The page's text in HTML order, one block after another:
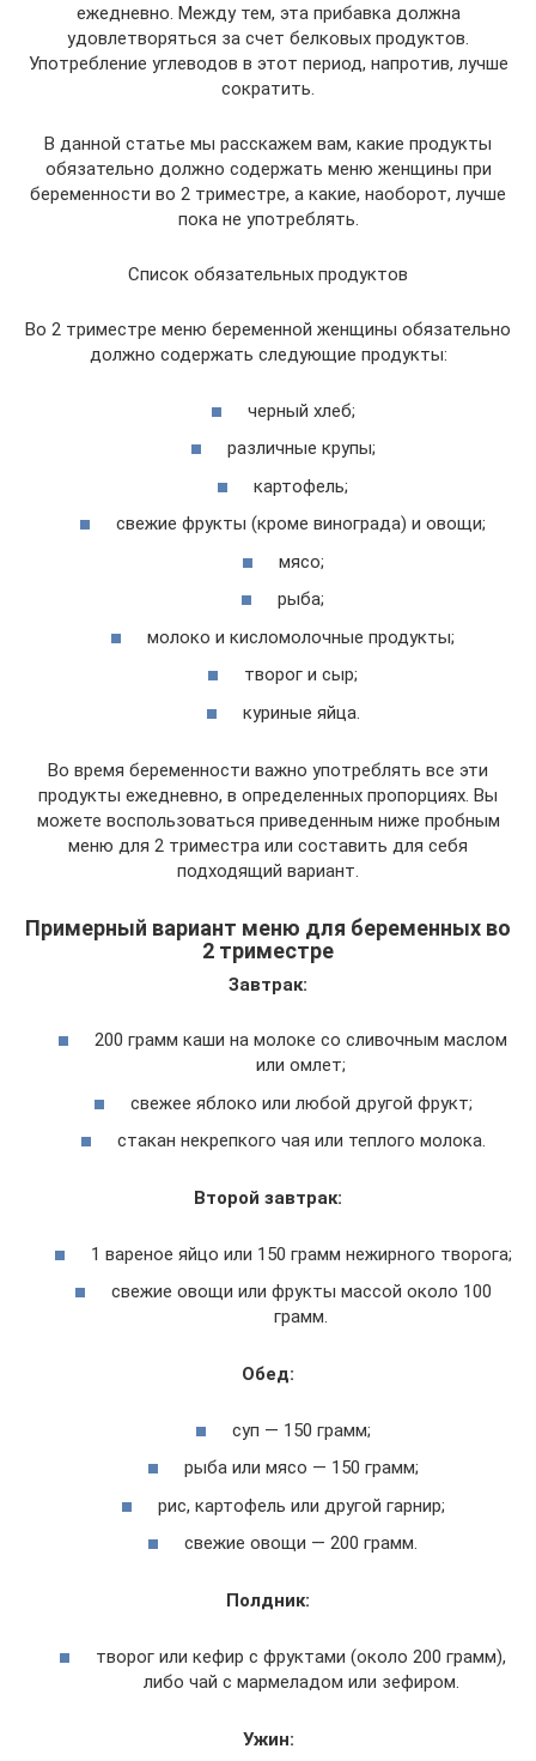
ежедневно. Между тем, эта прибавка должна
удовлетворяться за счет белковых продуктов.
Употребление углеводов в этот период, напротив, лучше
сократить.
В данной статье мы расскажем вам, какие продукты
обязательно должно содержать меню женщины при
беременности во 2 триместре, а какие, наоборот, лучше
пока не употреблять.
Список обязательных продуктов
Во 2 триместре меню беременной женщины обязательно
должно содержать следующие продукты:
черный хлеб;
различные крупы;
картофель;
свежие фрукты (кроме винограда) и овощи;
мясо;
рыба;
молоко и кисломолочные продукты;
творог и сыр;
куриные яйца.
Во время беременности важно употреблять все эти
продукты ежедневно, в определенных пропорциях. Вы
можете воспользоваться приведенным ниже пробным
меню для 2 триместра или составить для себя
подходящий вариант.
Примерный вариант меню для беременных во
2 триместре
Завтрак:
200 грамм каши на молоке со сливочным маслом
или омлет;
свежее яблоко или любой другой фрукт;
стакан некрепкого чая или теплого молока.
Второй завтрак:
1 вареное яйцо или 150 грамм нежирного творога;
свежие овощи или фрукты массой около 100
грамм.
Обед:
суп — 150 грамм;
рыба или мясо — 150 грамм;
рис, картофель или другой гарнир;
свежие овощи — 200 грамм.
Полдник:
творог или кефир с фруктами (около 200 грамм),
либо чай с мармеладом или зефиром.
Ужин: